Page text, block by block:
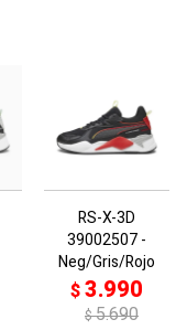
RS-X-3D
39002507 -
Neg/Gris/Rojo
$3.990
$5.690